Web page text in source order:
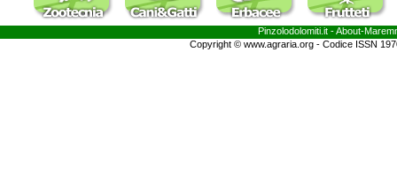
Pinzolodolomiti.it - About-
Copyright © www.agraria.org - Codice ISSN